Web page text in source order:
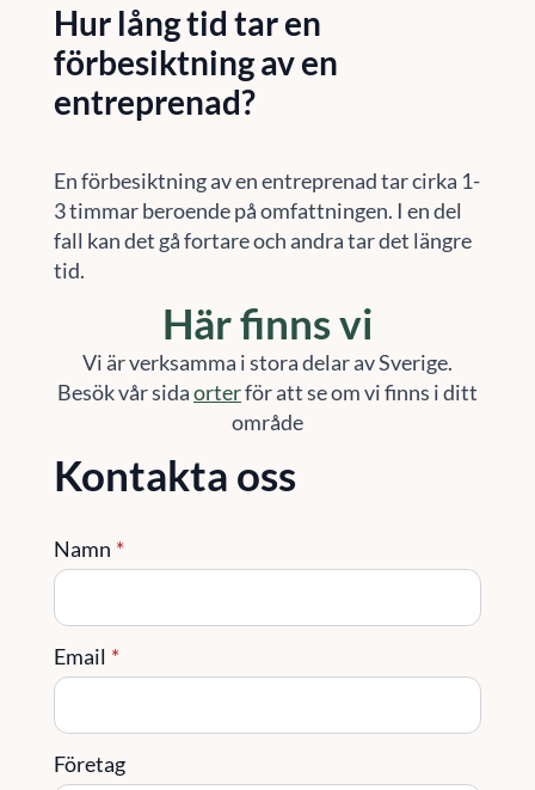
Hur lång tid tar en
förbesiktning av en
entreprenad?
En förbesiktning av en entreprenad tar cirka 1-
3 timmar beroende på omfattningen. I en del
fall kan det gå fortare och andra tar det längre
tid.
Här finns vi
Vi är verksamma i stora delar av Sverige.
Besök vår sidaorterför att se om vi finns i ditt
område
Kontakta oss
Namn *
Email *
Företag